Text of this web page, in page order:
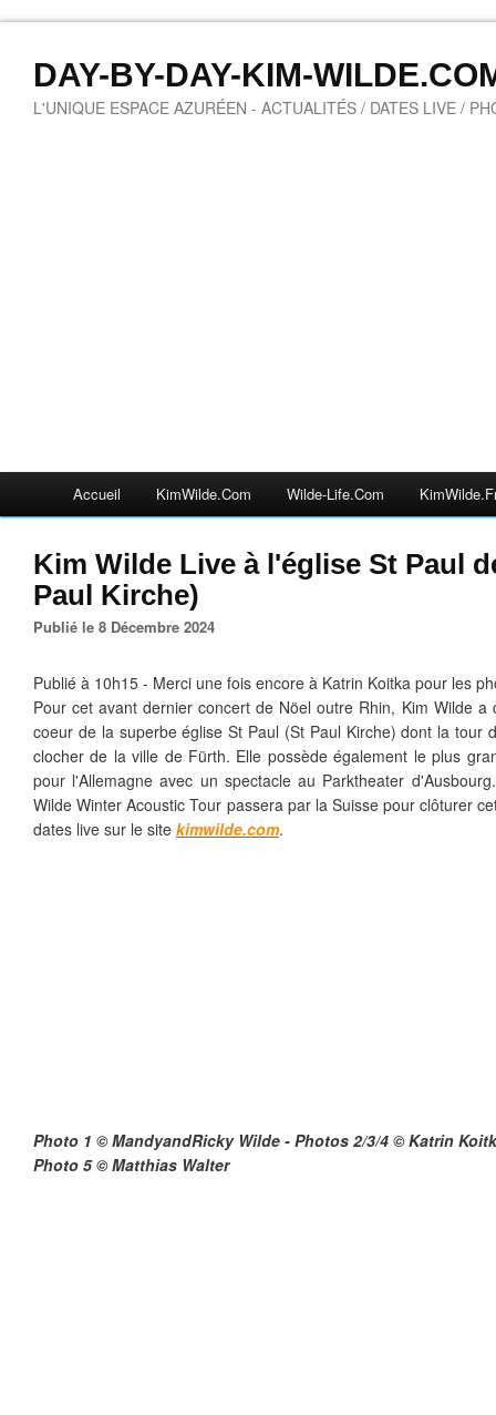
DAY-BY-DAY-KIM-
L'UNIQUE ESPACE AZURÉEN - ACTUALITÉS / DATES LIVE /
Accueil KimWilde.com Wilde-Life.com
Kim Wilde Live à l'église St Paul
Paul Kirche)
Publié le 8 Décembre 2024
Publié à 10h15 - Merci une fois encore à Katrin Koitka pour les
Pour cet avant dernier concert de Nöel outre Rhin, Kim Wilde
coeur de la superbe église St Paul (St Paul Kirche) dont la tour
clocher de la ville de Fürth. Elle possède également le plus
pour l'Allemagne avec un spectacle au Parktheater
Wilde Winter Acoustic Tour passera par la Suisse pour clôturer
dates live sur le site kimwilde.com.
Photo 1 © MandyandRicky Wilde - Photos 2/3/4 © Katrin
Photo 5 © Matthias Walter